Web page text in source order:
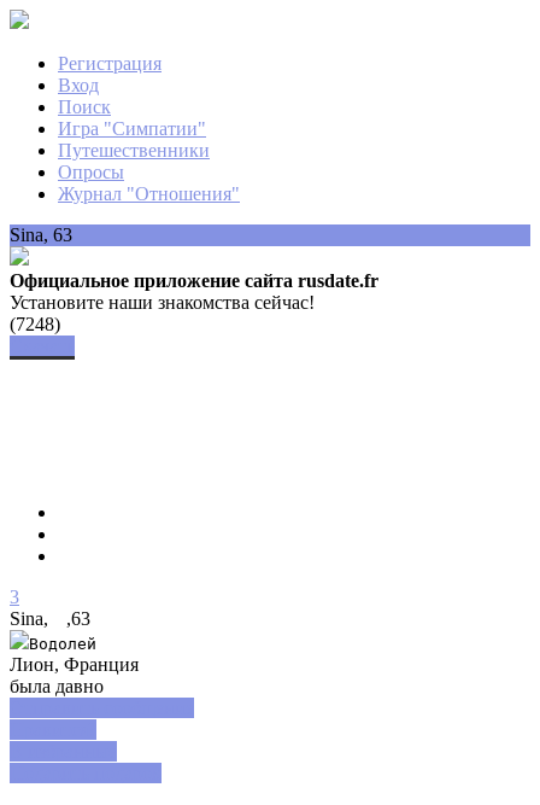
Регистрация
Вход
Поиск
Игра "Симпатии"
Путешественники
Опросы
Журнал "Отношения"
Sina, 63
Официальное приложение сайта rusdate.fr
Установите наши знакомства сейчас!
(7248)
3
Sina,
,63
Водолей
Лион, Франция
была давно